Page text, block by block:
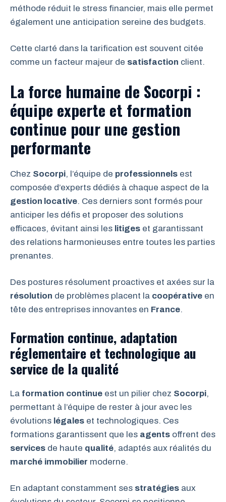
méthode réduit le stress financier, mais elle permet
également une anticipation sereine des budgets.
Cette clarté dans la tarification est souvent citée
comme un facteur majeur de satisfaction client.
La force humaine de Socorpi :
équipe experte et formation
continue pour une gestion
performante
Chez Socorpi, l’équipe de professionnels est
composée d’experts dédiés à chaque aspect de la
gestion locative. Ces derniers sont formés pour
anticiper les défis et proposer des solutions
efficaces, évitant ainsi les litiges et garantissant
des relations harmonieuses entre toutes les parties
prenantes.
Des postures résolument proactives et axées sur la
résolution de problèmes placent la coopérative en
tête des entreprises innovantes en France.
Formation continue, adaptation
réglementaire et technologique au
service de la qualité
La formation continue est un pilier chez Socorpi,
permettant à l’équipe de rester à jour avec les
évolutions légales et technologiques. Ces
formations garantissent que les agents offrent des
services de haute qualité, adaptés aux réalités du
marché immobilier moderne.
En adaptant constamment ses stratégies aux